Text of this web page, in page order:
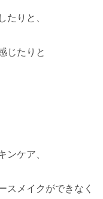
たりと、
じたりと
ンケア、
スメイクができなく